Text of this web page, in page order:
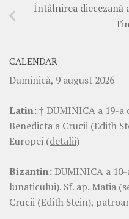
Întâlnirea diecezană
CALENDAR
Duminică, 9 august 2026
Latin:† DUMINICA a 19-a
Benedicta a Crucii (Edith
Europei (detalii)
Bizantin: DUMINICA a
lunaticului). Sf. ap. Matia
Crucii (Edith Stein),